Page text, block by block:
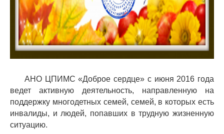
АНО ЦПИМС «Доброе сердце» с июня 2016 года
ведет активную деятельность, направленную на
поддержку многодетных семей, семей, в которых есть
инвалиды, и людей, попавших в трудную жизненную
ситуацию.